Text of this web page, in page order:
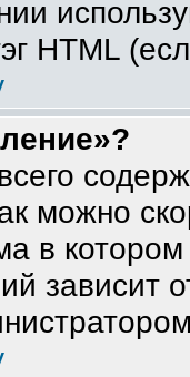
HTML
можно
в
зависит